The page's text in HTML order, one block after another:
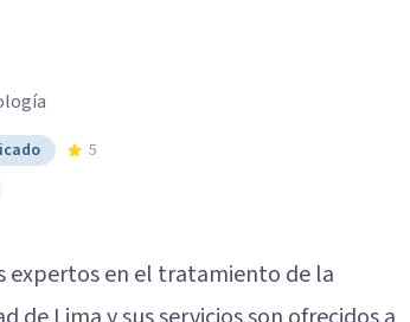
5
expertos en el tratamiento de la